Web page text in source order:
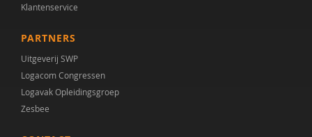
Klantenservice
PARTNERS
Uitgeverij SWP
Logacom Congressen
Logavak Opleidingsgroep
Zesbee